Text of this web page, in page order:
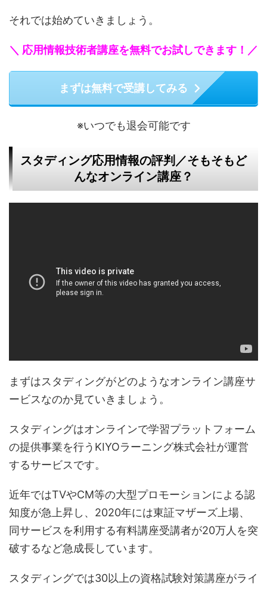
それでは始めていきましょう。
＼ 応用情報技術者講座を無料でお試しできます！／
まずは無料で受講してみる
※いつでも退会可能です
スタディング応用情報の評判／そもそもど
んなオンライン講座？
まずはスタディングがどのようなオンライン講座サ
ービスなのか見ていきましょう。
スタディングはオンラインで学習プラットフォーム
の提供事業を行うKIYOラーニング株式会社が運営
するサービスです。
近年ではTVやCM等の大型プロモーションによる認
知度が急上昇し、2020年には東証マザーズ上場、
同サービスを利用する有料講座受講者が20万人を突
破するなど急成長しています。
スタディングでは30以上の資格試験対策講座がライ